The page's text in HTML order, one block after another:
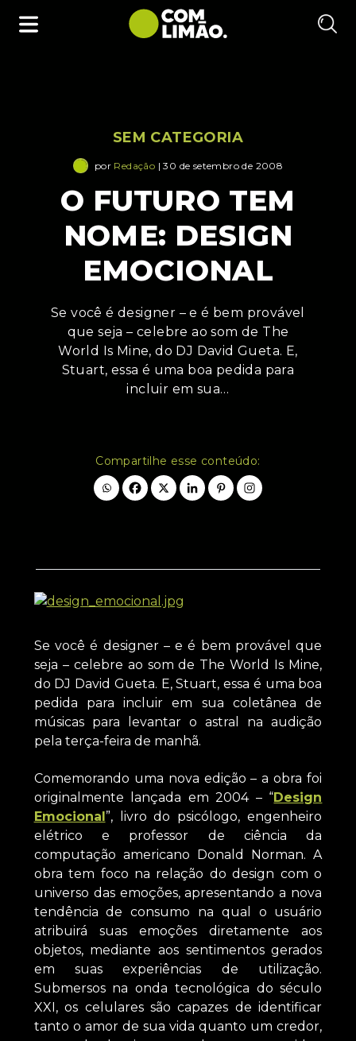
SEM CATEGORIA
por Redação | 30 de setembro de 2008
O FUTURO TEM
NOME: DESIGN
EMOCIONAL
Se você é designer – e é bem provável
que seja – celebre ao som de The
World Is Mine, do DJ David Gueta. E,
Stuart, essa é uma boa pedida para
incluir em sua…
Compartilhe esse conteúdo:
Se você é designer – e é bem provável que
seja – celebre ao som de The World Is Mine,
do DJ David Gueta. E, Stuart, essa é uma boa
pedida para incluir em sua coletânea de
músicas para levantar o astral na audição
pela terça-feira de manhã.
Comemorando uma nova edição – a obra foi
originalmente lançada em 2004 – “Design
Emocional”, livro do psicólogo, engenheiro
elétrico e professor de ciência da
computação americano Donald Norman. A
obra tem foco na relação do design com o
universo das emoções, apresentando a nova
tendência de consumo na qual o usuário
atribuirá suas emoções diretamente aos
objetos, mediante aos sentimentos gerados
em suas experiências de utilização.
Submersos na onda tecnológica do século
XXI, os celulares são capazes de identificar
tanto o amor de sua vida quanto um credor,